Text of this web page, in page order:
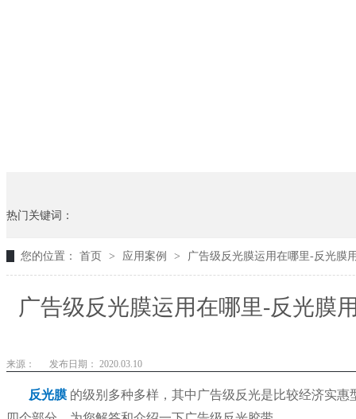
热门关键词：
您的位置： 首页 > 应用案例 > 广告级反光膜运用在哪里-反光膜
广告级反光膜运用在哪里-反光膜
来源： 发布日期： 2020.03.10
反光膜 的级别多种多样，其中广告级反光是比较经济实